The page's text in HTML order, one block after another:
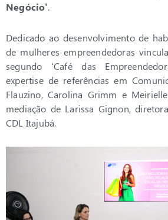
Negócio’.
Dedicado ao desenvolvimento de
de mulheres empreendedoras
segundo ‘Café das
expertise de referências em
Flauzino, Carolina Grimm e
mediação de Larissa Gignon,
CDL Itajubá.